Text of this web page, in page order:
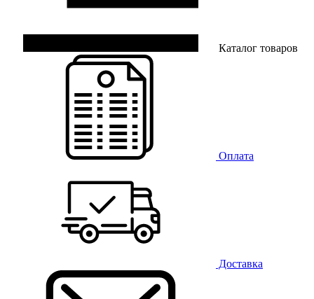
Каталог товаров
Оплата
Доставка